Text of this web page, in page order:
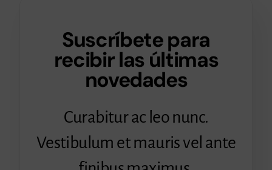
Suscríbete para
recibir las últimas
novedades
Curabitur ac leo nunc.
Vestibulum et mauris vel ante